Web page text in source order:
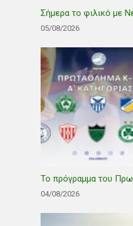
Σήμερα το φιλικό με
05/08/2026
Το πρόγραμμα του
04/08/2026